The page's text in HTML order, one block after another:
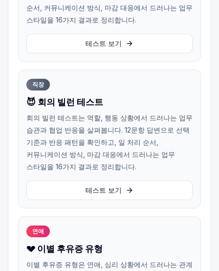
순서, 커뮤니케이션 방식, 마감 대응에서 드러나는 업무
스타일을 16가지 결과로 정리합니다.
테스트 보기
직장
😈 회의 빌런 테스트
회의 빌런 테스트는 역할, 행동 상황에서 드러나는 업무
습관과 협업 반응을 살펴봅니다. 12문항 답변으로 선택
기준과 반응 패턴을 확인하고, 일 처리 순서,
커뮤니케이션 방식, 마감 대응에서 드러나는 업무
스타일을 16가지 결과로 정리합니다.
테스트 보기
연애
💔 이별 후유증 유형
이별 후유증 유형은 연애, 심리 상황에서 드러나는 관계